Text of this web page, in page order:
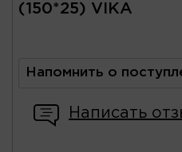
(150*25) VIKA
Напомнить о
Написать